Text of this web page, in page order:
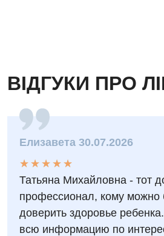
Мамологія
Неврологія
Онкологічне відділлення
Оториноларингологія
Офтальмологічне відділення
ВІДГУКИ ПРО
Елизавета 30.07.2026
★
★
★
★
★
★ ★ ★ ★ ★
Татьяна Михайловна - тот
профессионал, кому можно
доверить здоровье
всю информацию по